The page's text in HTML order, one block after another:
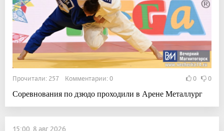
Прочитали: 257 Комментарии: 0 0 0
Соревнования по дзюдо проходили в Арене Металлург
15:00, 8 авг 2026